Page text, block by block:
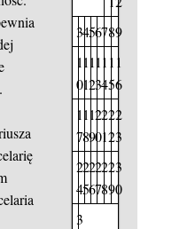
3456789
1
0
1
1
1
2
1
3
1
4
1
5
1
6
1
7
1
8
1
9
2
0
2
1
2
2
2
3
2
4
2
5
2
6
2
7
2
8
2
9
3
0
3